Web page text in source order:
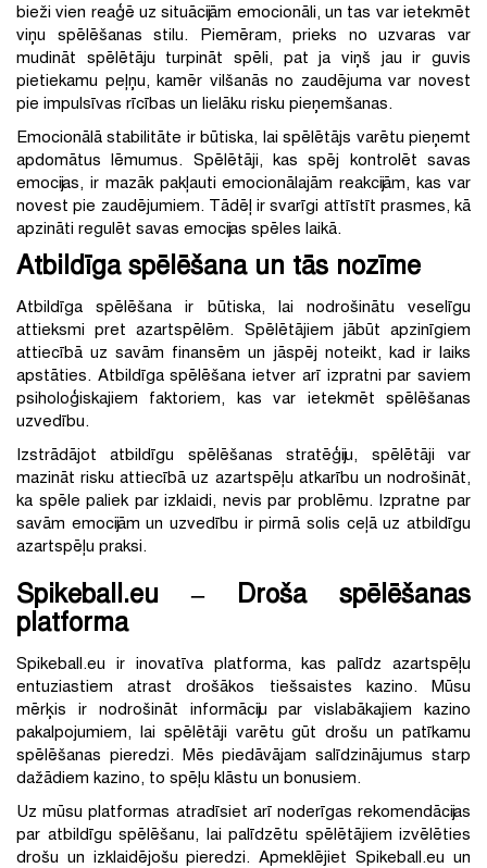
bieži vien reaģē uz situācijām emocionāli, un tas var ietekmēt
viņu spēlēšanas stilu. Piemēram, prieks no uzvaras var
mudināt spēlētāju turpināt spēli, pat ja viņš jau ir guvis
pietiekamu peļņu, kamēr vilšanās no zaudējuma var novest
pie impulsīvas rīcības un lielāku risku pieņemšanas.
Emocionālā stabilitāte ir būtiska, lai spēlētājs varētu pieņemt
apdomātus lēmumus. Spēlētāji, kas spēj kontrolēt savas
emocijas, ir mazāk pakļauti emocionālajām reakcijām, kas var
novest pie zaudējumiem. Tādēļ ir svarīgi attīstīt prasmes, kā
apzināti regulēt savas emocijas spēles laikā.
Atbildīga spēlēšana un tās nozīme
Atbildīga spēlēšana ir būtiska, lai nodrošinātu veselīgu
attieksmi pret azartspēlēm. Spēlētājiem jābūt apzinīgiem
attiecībā uz savām finansēm un jāspēj noteikt, kad ir laiks
apstāties. Atbildīga spēlēšana ietver arī izpratni par saviem
psiholoģiskajiem faktoriem, kas var ietekmēt spēlēšanas
uzvedību.
Izstrādājot atbildīgu spēlēšanas stratēģiju, spēlētāji var
mazināt risku attiecībā uz azartspēļu atkarību un nodrošināt,
ka spēle paliek par izklaidi, nevis par problēmu. Izpratne par
savām emocijām un uzvedību ir pirmā solis ceļā uz atbildīgu
azartspēļu praksi.
Spikeball.eu – Droša spēlēšanas
platforma
Spikeball.eu ir inovatīva platforma, kas palīdz azartspēļu
entuziastiem atrast drošākos tiešsaistes kazino. Mūsu
mērķis ir nodrošināt informāciju par vislabākajiem kazino
pakalpojumiem, lai spēlētāji varētu gūt drošu un patīkamu
spēlēšanas pieredzi. Mēs piedāvājam salīdzinājumus starp
dažādiem kazino, to spēļu klāstu un bonusiem.
Uz mūsu platformas atradīsiet arī noderīgas rekomendācijas
par atbildīgu spēlēšanu, lai palīdzētu spēlētājiem izvēlēties
drošu un izklaidējošu pieredzi. Apmeklējiet Spikeball.eu un